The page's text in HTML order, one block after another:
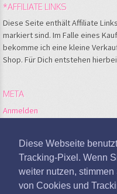
Diese Webseite
Tracking-Pixel. Wenn
weiter nutzen,
von Cookies und
*AFFILIATE LINKS
Diese Seite enthält Affiliate
markiert sind. Im Falle eines
bekomme ich eine kleine
Shop. Für Dich entstehen
META
Anmelden
Kommentare-Feed
Google Analytics deaktivieren